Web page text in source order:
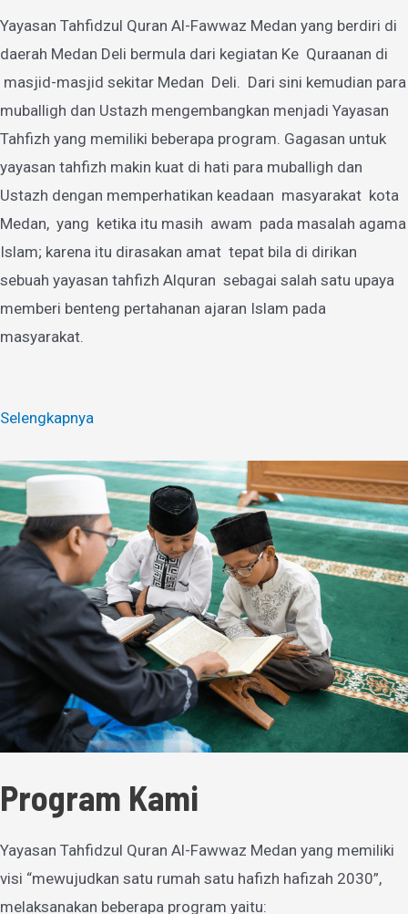
Yayasan Tahfidzul Quran Al-Fawwaz Medan yang berdiri di
daerah Medan Deli bermula dari kegiatan Ke Quraanan di
masjid-masjid sekitar Medan Deli. Dari sini kemudian para
muballigh dan Ustazh mengembangkan menjadi Yayasan
Tahfizh yang memiliki beberapa program. Gagasan untuk
yayasan tahfizh makin kuat di hati para muballigh dan
Ustazh dengan memperhatikan keadaan masyarakat kota
Medan, yang ketika itu masih awam pada masalah agama
Islam; karena itu dirasakan amat tepat bila di dirikan
sebuah yayasan tahfizh Alquran sebagai salah satu upaya
memberi benteng pertahanan ajaran Islam pada
masyarakat.
Selengkapnya
Program Kami
Yayasan Tahfidzul Quran Al-Fawwaz Medan yang memiliki
visi “mewujudkan satu rumah satu hafizh hafizah 2030”,
melaksanakan beberapa program yaitu: